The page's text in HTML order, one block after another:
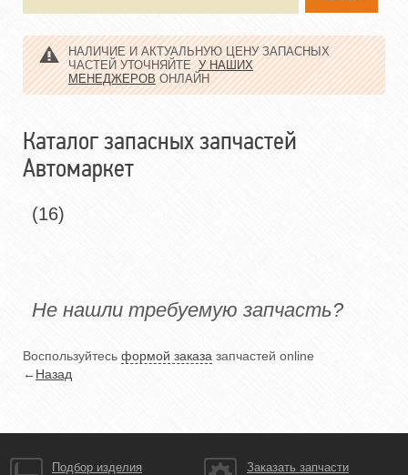
НАЛИЧИЕ И АКТУАЛЬНУЮ ЦЕНУ ЗАПАСНЫХ
ЧАСТЕЙ УТОЧНЯЙТЕУ НАШИХ
МЕНЕДЖЕРОВОНЛАЙН
Каталог запасных запчастей
Автомаркет
(16)
Не нашли требуемую запчасть?
Воспользуйтесь формой заказа запчастей online
←Назад
Подбор изделия Заказать запчасти